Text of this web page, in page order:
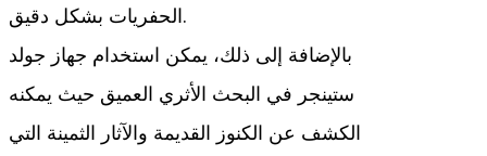
الحفريات بشكل دقيق.
بالإضافة إلى ذلك، يمكن استخدام جهاز جولد
ستينجر في البحث الأثري العميق حيث يمكنه
الكشف عن الكنوز القديمة والآثار الثمينة التي